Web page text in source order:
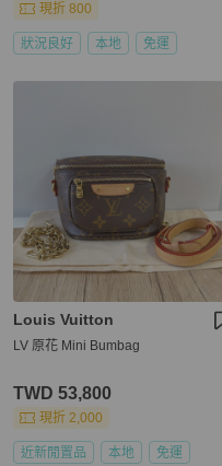
現折 800
狀況良好 本地 免運
Louis Vuitton
LV 原花 Mini Bumbag
TWD 53,800
現折 2,000
近新閒置品 本地 免運